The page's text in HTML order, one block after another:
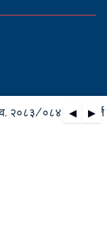
◀ ▶
२०८३/०८४ को पदपूर्ति